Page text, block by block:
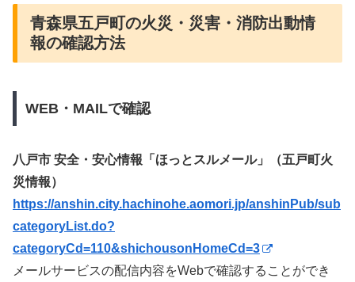
青森県五戸町の火災・災害・消防出動情
報の確認方法
WEB・MAILで確認
八戸市 安全・安心情報「ほっとスルメール」（五戸町火
災情報）
https://anshin.city.hachinohe.aomori.jp/anshinPub/sub
categoryList.do?
categoryCd=110&shichousonHomeCd=3
メールサービスの配信内容をWebで確認することができ